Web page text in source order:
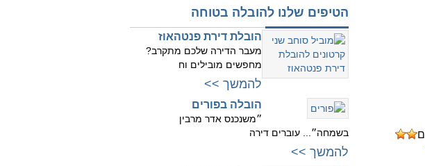
הטיפים שלנו להובלה בטוחה
הובלת דירת פנטהאוז
מעבר הדירה שלכם מתקרב?
מחפשים מובילים וח
להמשך >>
הובלה בפורים
״משנכנס אדר מרבין
בשמחה״... עוברים דירה
להמשך >>